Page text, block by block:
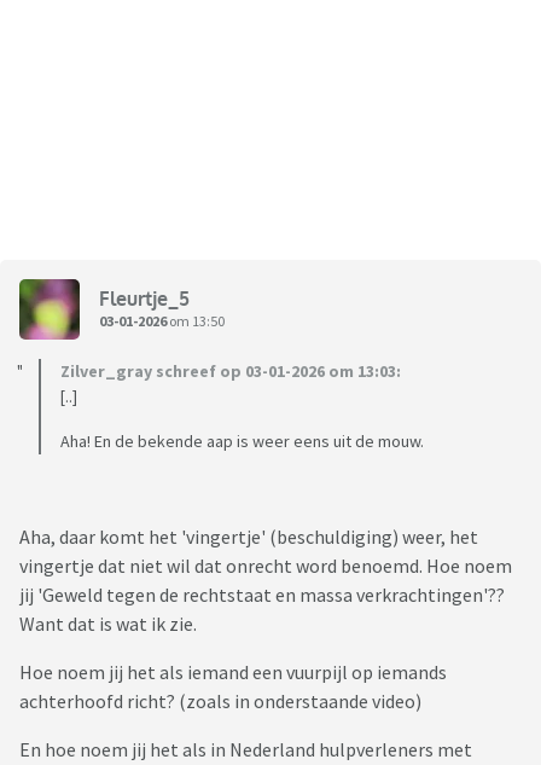
Fleurtje_5
03-01-2026om 13:50
Zilver_gray schreef op 03-01-2026 om 13:03:
[..]
Aha! En de bekende aap is weer eens uit de mouw.
Aha, daar komt het 'vingertje' (beschuldiging) weer, het
vingertje dat niet wil dat onrecht word benoemd. Hoe noem
jij 'Geweld tegen de rechtstaat en massa verkrachtingen'??
Want dat is wat ik zie.
Hoe noem jij het als iemand een vuurpijl op iemands
achterhoofd richt? (zoals in onderstaande video)
En hoe noem jij het als in Nederland hulpverleners met